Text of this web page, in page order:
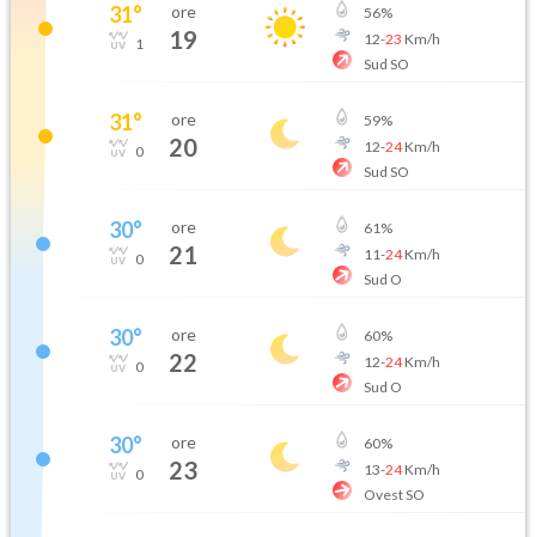
31°
1
ore
19
56%
12-23 Km/h
Sud SO
31°
0
ore
20
59%
12-24Km/h
Sud SO
30°
0
ore
21
61%
11-24Km/h
Sud O
30°
0
ore
22
60%
12-24Km/h
Sud O
30°
0
ore
23
60%
13-24Km/h
Ovest SO